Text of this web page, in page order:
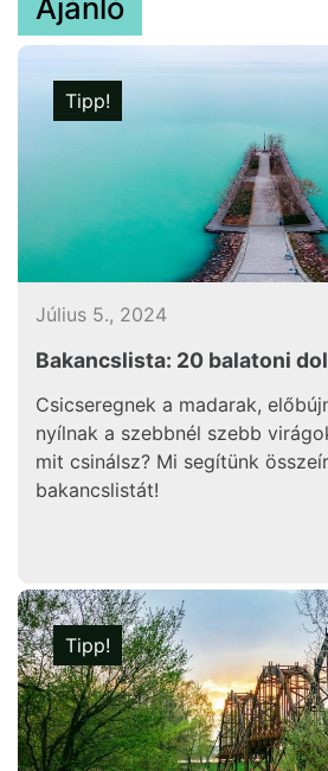
Ajánló
Tipp!
Július 5., 2024
Bakancslista: 20 balatoni
Csicseregnek a madarak,
nyílnak a szebbnél szebb
mit csinálsz? Mi segítünk
bakancslistát!
Tipp!